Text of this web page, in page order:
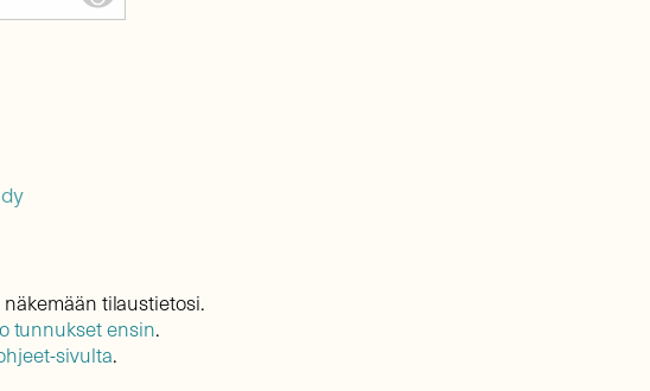
tilaustietosi.
tunnukset ensin.
sivulta.